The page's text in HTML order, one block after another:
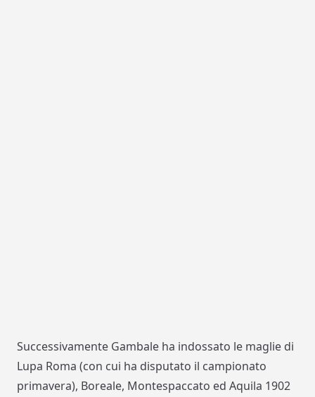
Successivamente Gambale ha indossato le maglie di
Lupa Roma (con cui ha disputato il campionato
primavera), Boreale, Montespaccato ed Aquila 1902